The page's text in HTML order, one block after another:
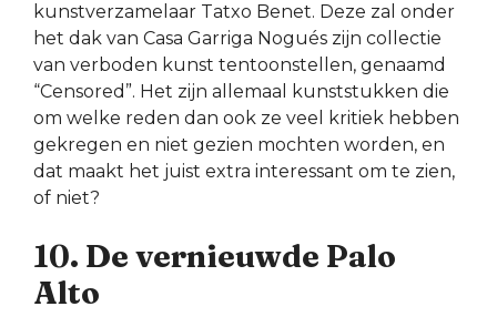
kunstverzamelaar Tatxo Benet. Deze zal onder
het dak van Casa Garriga Nogués zijn collectie
van verboden kunst tentoonstellen, genaamd
“Censored”. Het zijn allemaal kunststukken die
om welke reden dan ook ze veel kritiek hebben
gekregen en niet gezien mochten worden, en
dat maakt het juist extra interessant om te zien,
of niet?
10. De vernieuwde Palo
Alto